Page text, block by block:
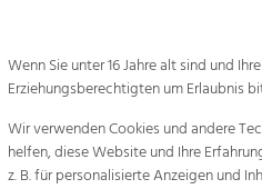
zu den
Wenn Sie unter 16 Jahre alt sind und
Erziehungsberechtigten um Erlaubnis
Wir verwenden Cookies und andere
helfen, diese Website und Ihre
z. B. für personalisierte Anzeigen und